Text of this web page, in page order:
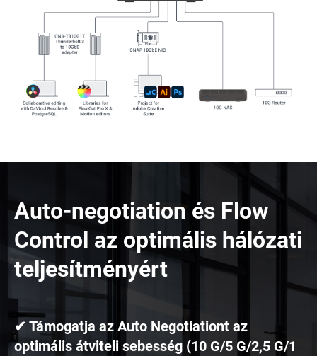
Auto-negotiation és Flow
Control az optimális hálózati
teljesítményért
✔ Támogatja az Auto Negotiationt az
optimális átviteli sebesség (10 G/5 G/2,5 G/1